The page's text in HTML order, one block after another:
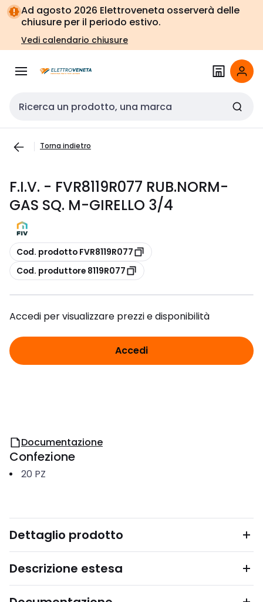
Vai alla
navigazione
Vai
alla
pagina
Ad agosto 2026 Elettroveneta osserverà delle
chiusure per il periodo estivo.
Vedi calendario chiusure
Cerca input
Torna indietro
F.I.V. - FVR8119R077 RUB.NORM-
GAS SQ. M-GIRELLO 3/4
copia
Cod. prodotto FVR8119R077
copia
Cod. produttore 8119R077
Accedi per visualizzare prezzi e disponibilità
Accedi
Documentazione
Confezione
20 PZ
Dettaglio prodotto
Descrizione estesa